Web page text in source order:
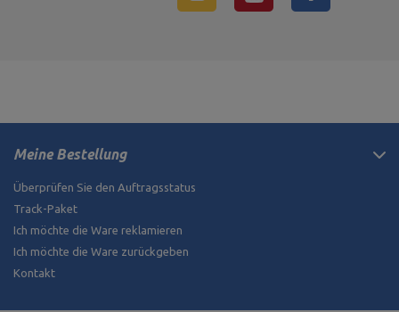
Meine Bestellung
Überprüfen Sie den Auftragsstatus
Track-Paket
Ich möchte die Ware reklamieren
Ich möchte die Ware zurückgeben
Kontakt